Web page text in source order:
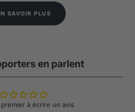
SAVOIR PLUS
en parlent
à écrire un avis